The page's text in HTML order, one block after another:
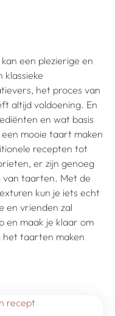
een plezierige en
klassieke
het proces van
altijd voldoening. En
en wat basis
mooie taart maken
recepten tot
er zijn genoeg
van taarten. Met de
kun je iets echt
en vrienden zal
en maak je klaar om
het taarten maken